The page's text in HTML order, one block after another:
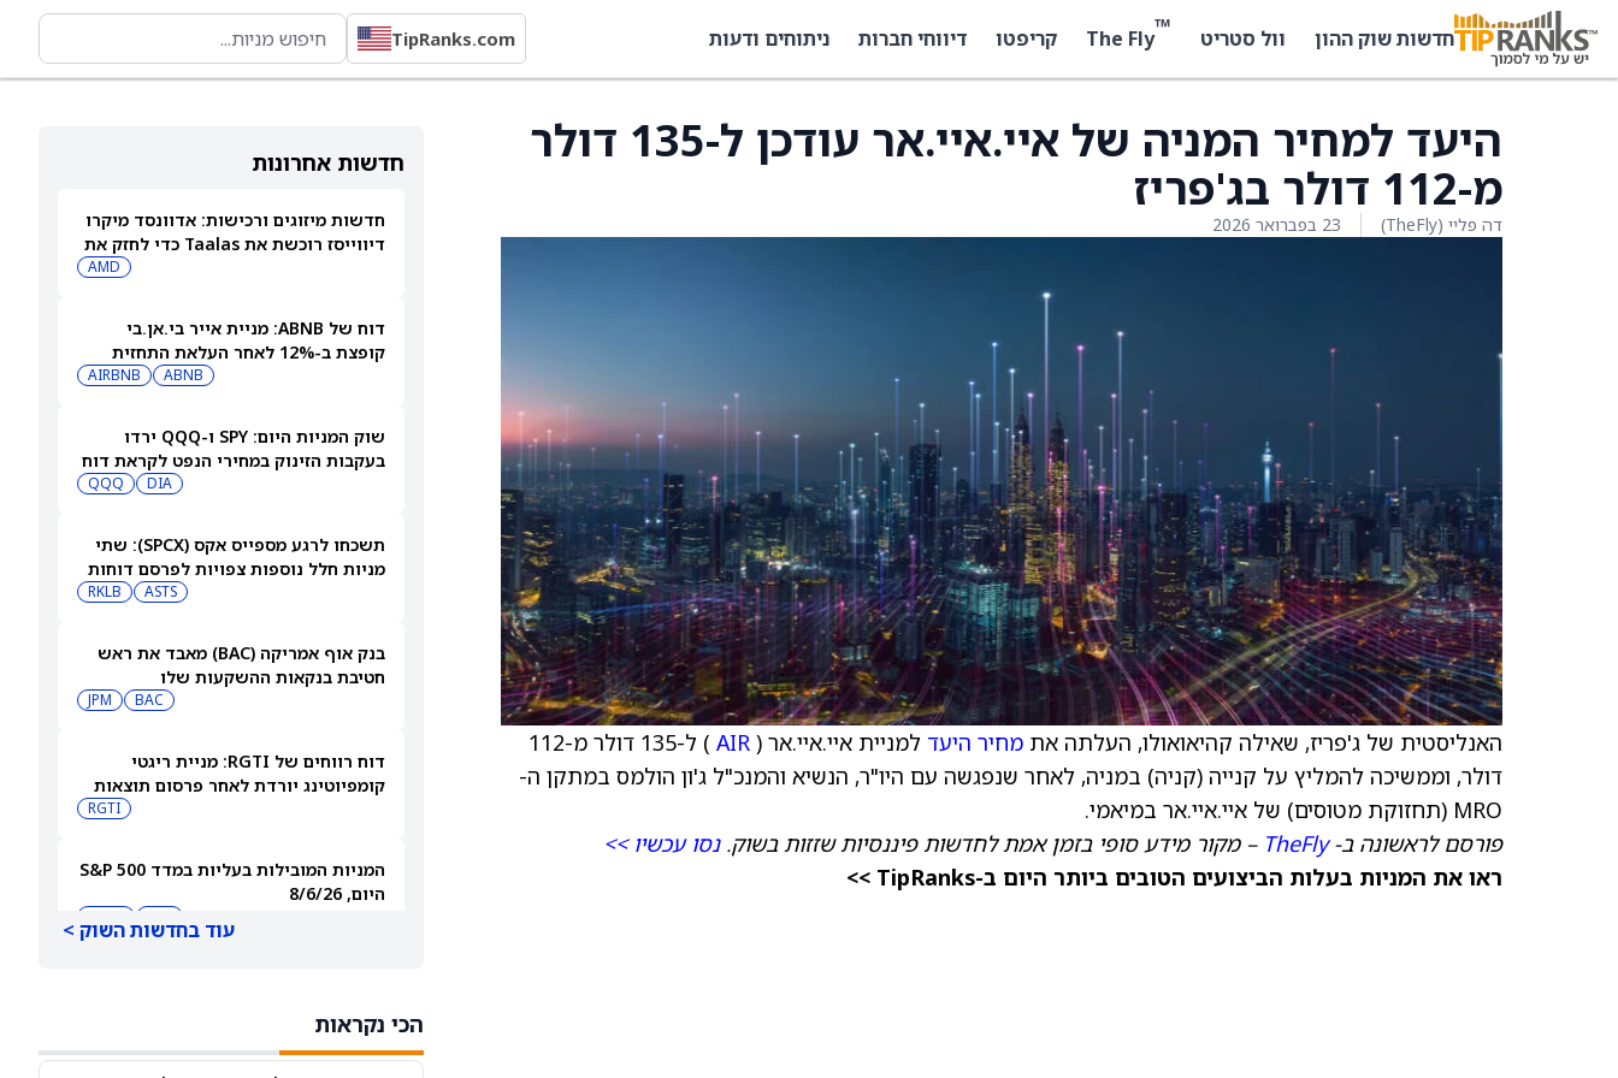
חדשות שוק ההון וול סטריט ™
The Fly קריפטו דיווחי חברות ניתוחים ודעות TipRanks.com
חדשות אחרונות
חדשות מיזוגים ורכישות: אדוונסד מיקרו
דיווייסז רוכשת את Taalas כדי לחזק את
AMD
דוח של ABNB: מניית אייר בי.אן.בי
קופצת ב-12% לאחר העלאת התחזית
ABNB
AIRBNB
שוק המניות היום: SPY ו-QQQ ירדו
בעקבות הזינוק במחירי הנפט לקראת דוח
DIA
QQQ
תשכחו לרגע מספייס אקס (SPCX): שתי
מניות חלל נוספות צפויות לפרסם דוחות
ASTS
RKLB
בנק אוף אמריקה (BAC) מאבד את ראש
חטיבת בנקאות ההשקעות שלו
BAC
JPM
דוח רווחים של RGTI: מניית ריגטי
קומפיוטינג יורדת לאחר פרסום תוצאות
RGTI
המניות המובילות בעליות במדד S&P 500
היום, 8/6/26
המיזוג קיבלה אישור בבריטניה
עוד בחדשות השוק >
הכי נקראות
היעד למחיר המניה של איי.איי.אר עודכן ל-135 דולר
מ-112 דולר בג'פריז
דה פליי (TheFly) 23 בפברואר 2026
האנליסטית של ג'פריז, שאילה קהיאואולו, העלתה את מחיר היעד למניית איי.איי.אר ( AIR
) ל-135 דולר מ-112
דולר, וממשיכה להמליץ על קנייה (קניה) במניה, לאחר שנפגשה עם היו"ר, הנשיא והמנכ"ל ג'ון הולמס במתקן ה-
MRO (תחזוקת מטוסים) של איי.איי.אר במיאמי.
פורסם לראשונה ב-TheFly – מקור מידע סופי בזמן אמת לחדשות פיננסיות שזזות בשוק.נסו עכשיו >>
ראו את המניות בעלות הביצועים הטובים ביותר היום ב-TipRanks >>